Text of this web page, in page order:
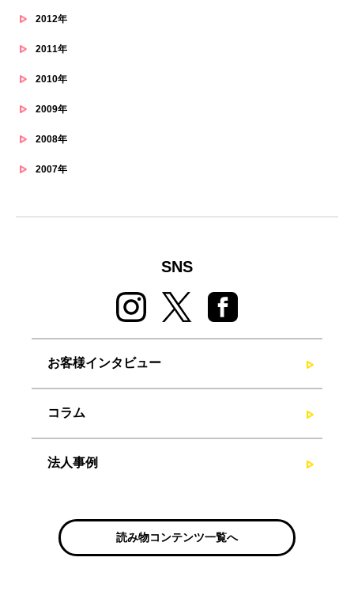
2012年
2011年
2010年
2009年
2008年
2007年
SNS
お客様インタビュー
コラム
法人事例
読み物コンテンツ一覧へ